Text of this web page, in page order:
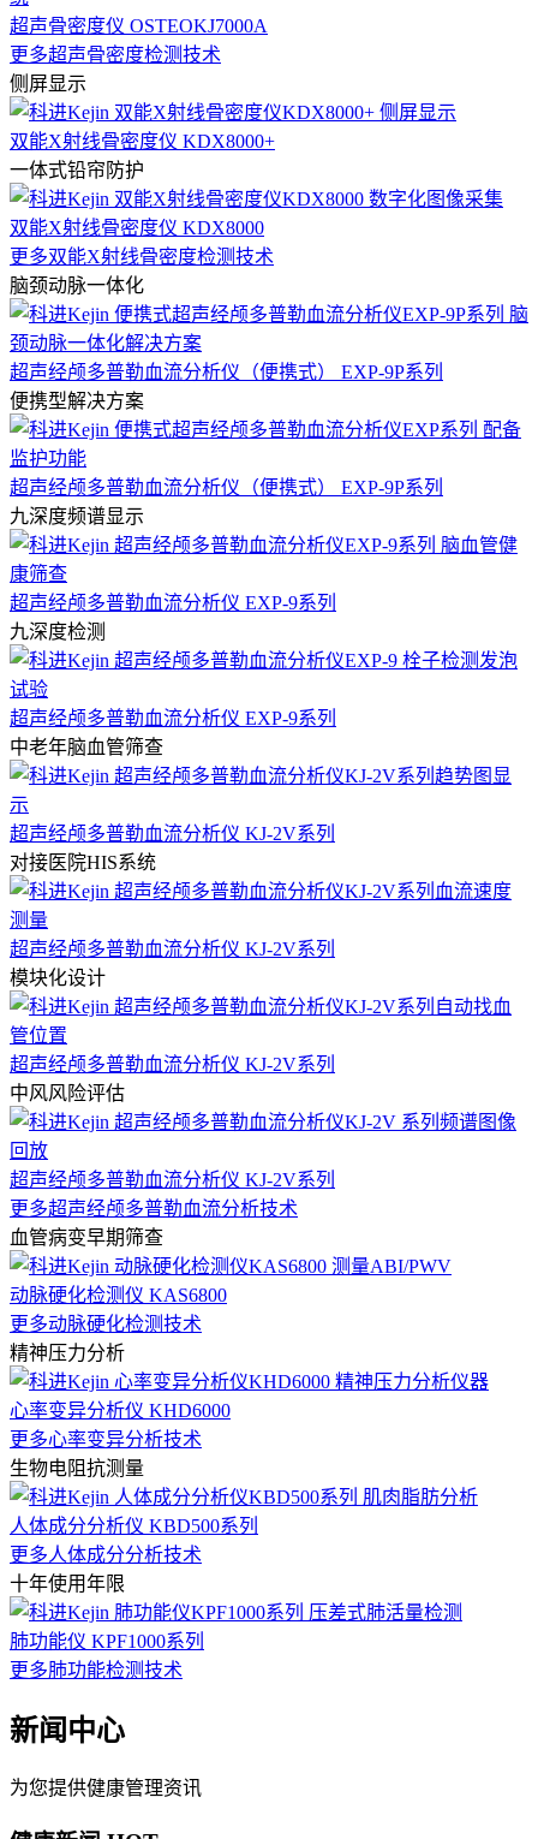
超声骨密度仪 OSTEOKJ7000A
更多超声骨密度检测技术
侧屏显示
双能X射线骨密度仪 KDX8000+
一体式铅帘防护
双能X射线骨密度仪 KDX8000
更多双能X射线骨密度检测技术
脑颈动脉一体化
超声经颅多普勒血流分析仪（便携式） EXP-9P系列
便携型解决方案
超声经颅多普勒血流分析仪（便携式） EXP-9P系列
九深度频谱显示
超声经颅多普勒血流分析仪 EXP-9系列
九深度检测
超声经颅多普勒血流分析仪 EXP-9系列
中老年脑血管筛查
超声经颅多普勒血流分析仪 KJ-2V系列
对接医院HIS系统
超声经颅多普勒血流分析仪 KJ-2V系列
模块化设计
超声经颅多普勒血流分析仪 KJ-2V系列
中风风险评估
超声经颅多普勒血流分析仪 KJ-2V系列
更多超声经颅多普勒血流分析技术
血管病变早期筛查
动脉硬化检测仪 KAS6800
更多动脉硬化检测技术
精神压力分析
心率变异分析仪 KHD6000
更多心率变异分析技术
生物电阻抗测量
人体成分分析仪 KBD500系列
更多人体成分分析技术
十年使用年限
肺功能仪 KPF1000系列
更多肺功能检测技术
新闻中心
为您提供健康管理资讯